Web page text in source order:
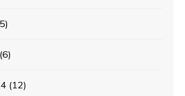
(6)
(12)